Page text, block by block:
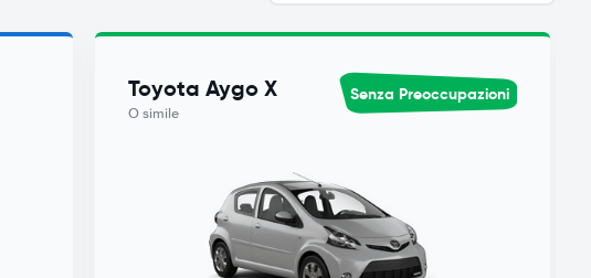
Toyota Aygo X
O simile
Senza Preoccupazioni